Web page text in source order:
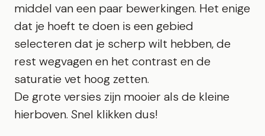
middel van een paar bewerkingen. Het enige
dat je hoeft te doen is een gebied
selecteren dat je scherp wilt hebben, de
rest wegvagen en het contrast en de
saturatie vet hoog zetten.
De grote versies zijn mooier als de kleine
hierboven. Snel klikken dus!